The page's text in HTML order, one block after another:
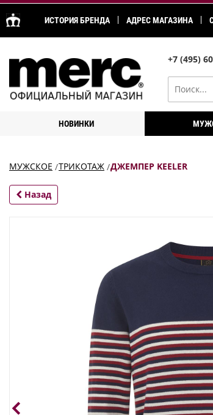
ИСТОРИЯ БРЕНДА АДРЕС МАГАЗИНА
+7 (495)
НОВИНКИ
МУЖСКОЕ ТРИКОТАЖ ДЖЕМПЕР KEELER
Назад